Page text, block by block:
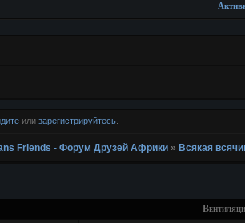
или зарегистрируйтесь.
Friends - Форум Друзей Африки » Всякая